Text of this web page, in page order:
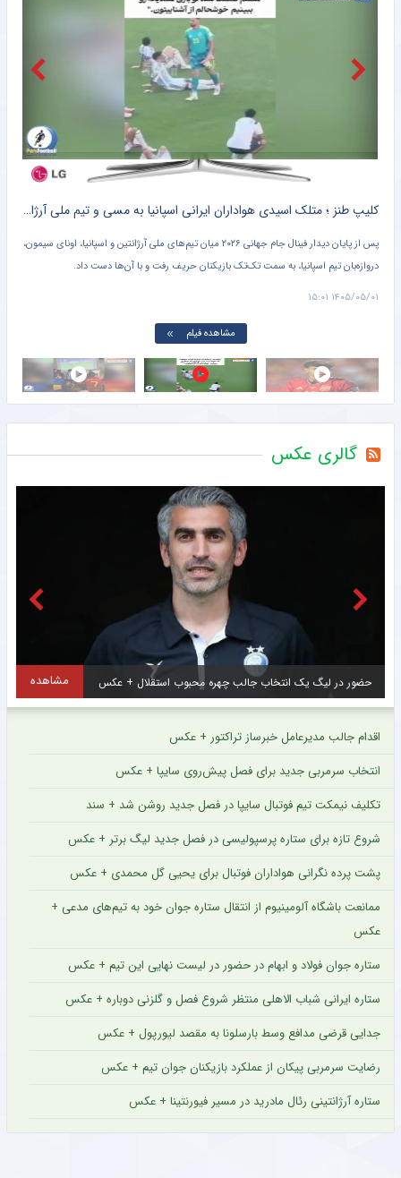
خبرگزاری مهر
کلیپ طنز ؛ متلک اسیدی هواداران ایرانی اسپانیا به مسی و تیم ملی آرژانتین + سند
پس از پایان دیدار فینال جام جهانی ۲۰۲۶ میان تیم‌های ملی آرژانتین و اسپانیا، اونای سیمون،
دروازه‌بان تیم اسپانیا، به سمت تک‌تک بازیکنان حریف رفت و با آن‌ها دست داد.
۱۴۰۵/۰۵/۰۱ ۱۵:۰۱
مشاهده فیلم
گالری عکس
حضور در لیگ یک انتخاب جالب چهره محبوب استقلال + عکس مشاهده
اقدام جالب مدیرعامل خبرساز تراکتور + عکس
انتخاب سرمربی جدید برای فصل پیش‌روی سایپا + عکس
تکلیف نیمکت تیم فوتبال سایپا در فصل جدید روشن شد + سند
شروع تازه برای ستاره پرسپولیسی در فصل جدید لیگ برتر + عکس
پشت پرده نگرانی هواداران فوتبال برای یحیی گل محمدی + عکس
ممانعت باشگاه آلومینیوم از انتقال ستاره جوان خود به تیم‌های مدعی +
عکس
ستاره جوان فولاد و ابهام در حضور در لیست نهایی این تیم + عکس
ستاره ایرانی شباب الاهلی منتظر شروع فصل و گلزنی دوباره + عکس
جدایی قرضی مدافع وسط بارسلونا به مقصد لیورپول + عکس
رضایت سرمربی پیکان از عملکرد بازیکنان جوان تیم + عکس
ستاره آرژانتینی رئال مادرید در مسیر فیورنتینا + عکس